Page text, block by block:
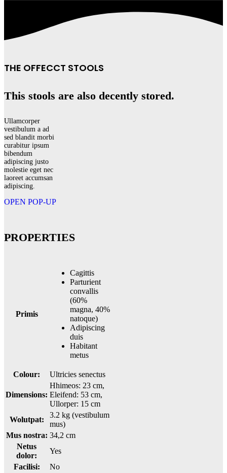
THE OFFECCT STOOLS
This stools are also decently stored.
Ullamcorper
vestibulum a ad
sed blandit morbi
curabitur ipsum
bibendum
adipiscing justo
molestie eget nec
laoreet accumsan
adipiscing.
OPEN POP-UP
PROPERTIES
Primis
Cagittis
Parturient
convallis
(60%
magna, 40%
natoque)
Adipiscing
duis
Habitant
metus
Colour: Ultricies senectus
Dimensions:
Hhimeos: 23 cm,
Eleifend: 53 cm,
Ullorper: 15 cm
Wolutpat:
3.2 kg (vestibulum
mus)
Mus nostra: 34,2 cm
Netus
dolor:
Yes
Facilisi:
No